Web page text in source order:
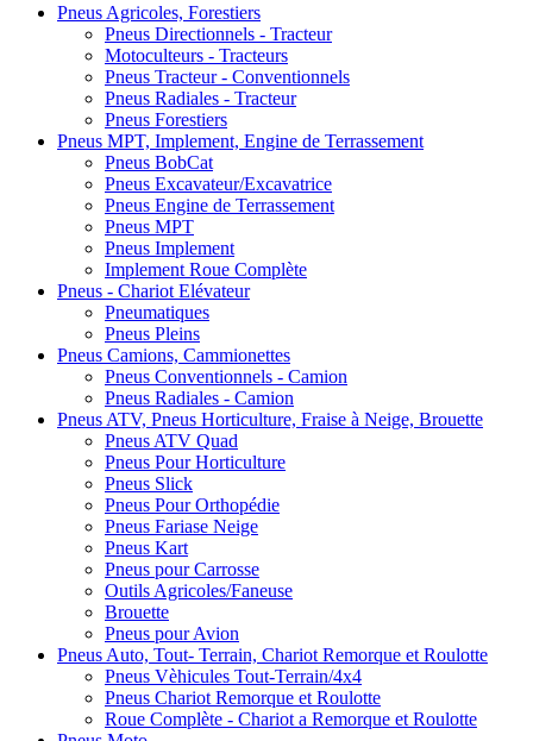
Pneus Agricoles, Forestiers
Pneus Directionnels - Tracteur
Motoculteurs - Tracteurs
Pneus Tracteur - Conventionnels
Pneus Radiales - Tracteur
Pneus Forestiers
Pneus MPT, Implement, Engine de Terrassement
Pneus BobCat
Pneus Excavateur/Excavatrice
Pneus Engine de Terrassement
Pneus MPT
Pneus Implement
Implement Roue Complète
Pneus - Chariot Elévateur
Pneumatiques
Pneus Pleins
Pneus Camions, Cammionettes
Pneus Conventionnels - Camion
Pneus Radiales - Camion
Pneus ATV, Pneus Horticulture, Fraise à Neige, Brouette
Pneus ATV Quad
Pneus Pour Horticulture
Pneus Slick
Pneus Pour Orthopédie
Pneus Fariase Neige
Pneus Kart
Pneus pour Carrosse
Outils Agricoles/Faneuse
Brouette
Pneus pour Avion
Pneus Auto, Tout- Terrain, Chariot Remorque et Roulotte
Pneus Vèhicules Tout-Terrain/4x4
Pneus Chariot Remorque et Roulotte
Roue Complète - Chariot a Remorque et Roulotte